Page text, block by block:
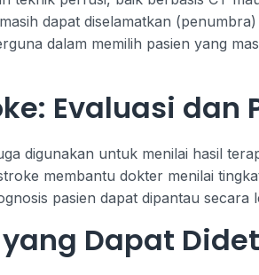
dapat diselamatkan
dalam memilih pasien yang
Evaluasi dan
digunakan untuk menilai hasil
membantu dokter menilai
pasien dapat dipantau secara
Dapat